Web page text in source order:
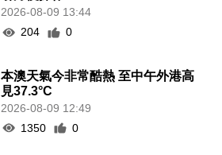
2026-08-09 13:44
204
0
本澳天氣今非常酷熱 至中午外港高
見37.3°C
2026-08-09 12:49
1350
0